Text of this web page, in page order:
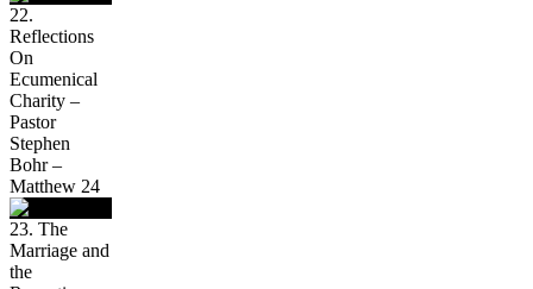
22.
Reflections
On
Ecumenical
Charity –
Pastor
Stephen
Bohr –
Matthew 24
23. The
Marriage and
the